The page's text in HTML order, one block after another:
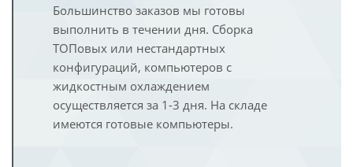
Большинство заказов мы готовы
выполнить в течении дня. Сборка
ТОПовых или нестандартных
конфигураций, компьютеров с
жидкостным охлаждением
осуществляется за 1-3 дня. На складе
имеются готовые компьютеры.